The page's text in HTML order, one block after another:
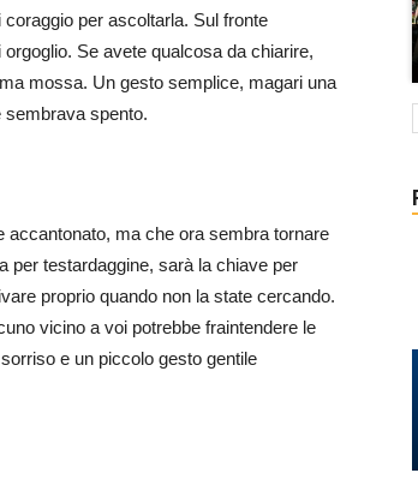
per ascoltarla. Sul fronte
Se avete qualcosa da chiarire,
mossa. Un gesto semplice, magari una
sembrava spento.
accantonato, ma che ora sembra tornare
per testardaggine, sarà la chiave per
proprio quando non la state cercando.
vicino a voi potrebbe fraintendere le
e un piccolo gesto gentile